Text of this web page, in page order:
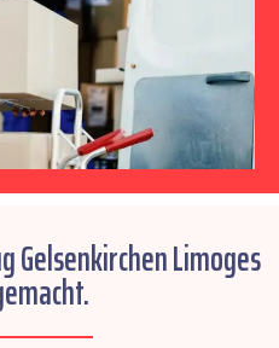
Gelsenkirchen Limoges